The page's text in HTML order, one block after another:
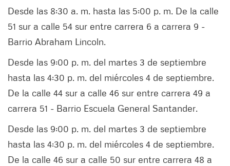
Desde las 8:30 a. m. hasta las 5:00 p. m. De la calle
51 sur a calle 54 sur entre carrera 6 a carrera 9 -
Barrio Abraham Lincoln.
Desde las 9:00 p. m. del martes 3 de septiembre
hasta las 4:30 p. m. del miércoles 4 de septiembre.
De la calle 44 sur a calle 46 sur entre carrera 49 a
carrera 51 - Barrio Escuela General Santander.
Desde las 9:00 p. m. del martes 3 de septiembre
hasta las 4:30 p. m. del miércoles 4 de septiembre.
De la calle 46 sur a calle 50 sur entre carrera 48 a